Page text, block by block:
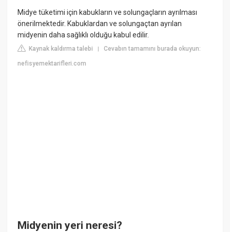
Midye tüketimi için kabukların ve solungaçların ayrılması
önerilmektedir. Kabuklardan ve solungaçtan ayrılan
midyenin daha sağlıklı olduğu kabul edilir.
Kaynak kaldırma talebi |Cevabın tamamını burada okuyun:
nefisyemektarifleri.com
Midyenin yeri neresi?